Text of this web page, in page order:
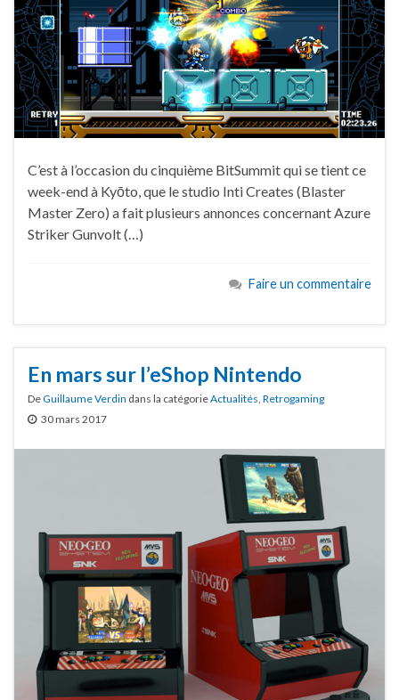
C’est à l’occasion du cinquième BitSummit qui se tient ce
week-end à Kyōto, que le studio Inti Creates (Blaster
Master Zero) a fait plusieurs annonces concernant Azure
Striker Gunvolt (…)
Faire un commentaire
En mars sur l’eShop Nintendo
DeGuillaume Verdin dans la catégorieActualités Retrogaming
30 mars 2017